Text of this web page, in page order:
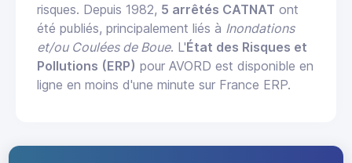
risques. Depuis 1982, 5 arrêtés CATNAT ont
été publiés, principalement liés à Inondations
et/ou Coulées de Boue. L'État des Risques et
Pollutions (ERP) pour AVORD est disponible en
ligne en moins d'une minute sur France ERP.